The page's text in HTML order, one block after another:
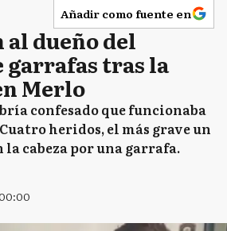
Añadir como fuente en
dueño del
garrafas tras la
Merlo
confesado que funcionaba
heridos, el más grave un
la cabeza por una garrafa.